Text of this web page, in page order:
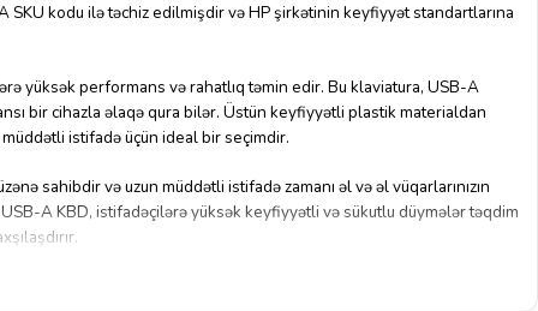
SKU kodu ilə təchiz edilmişdir və HP şirkətinin keyfiyyət standartlarına
yüksək performans və rahatlıq təmin edir. Bu klaviatura, USB-A
bir cihazla əlaqə qura bilər. Üstün keyfiyyətli plastik materialdan
istifadə üçün ideal bir seçimdir.
sahibdir və uzun müddətli istifadə zamanı əl və əl vüqarlarınızın
A KBD, istifadəçilərə yüksək keyfiyyətli və sükutlu düymələr təqdim
istilik və suya qarşı dayanıqlılıq, səssiz işləmə, düşmənçilik və